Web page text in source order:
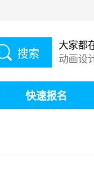
搜索
大家都
动画设
快速报名